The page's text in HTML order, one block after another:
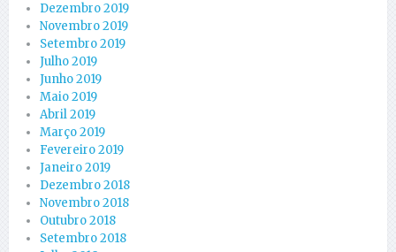
Dezembro 2019
Novembro 2019
Setembro 2019
Julho 2019
Junho 2019
Maio 2019
Abril 2019
Março 2019
Fevereiro 2019
Janeiro 2019
Dezembro 2018
Novembro 2018
Outubro 2018
Setembro 2018